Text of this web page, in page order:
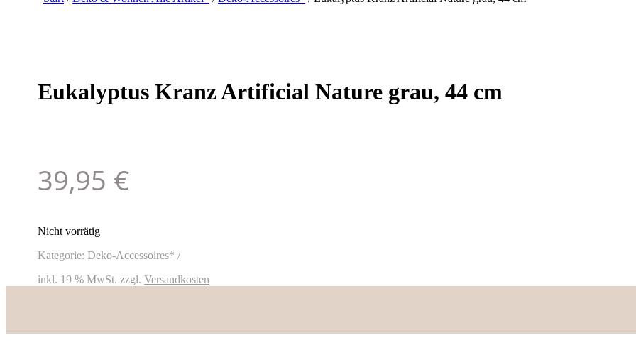
Eukalyptus Kranz Artificial Nature grau, 44 cm
39,95 €
Nicht vorrätig
Kategorie: Deko-Accessoires*
inkl. 19 % MwSt. zzgl. Versandkosten